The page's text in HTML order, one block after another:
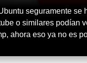
seguramente se
o similares podían
ahora eso ya no es